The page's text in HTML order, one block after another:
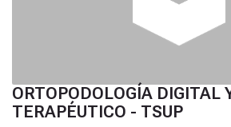
ORTOPODOLOGÍA DIGITAL
TERAPÉUTICO - TSUP